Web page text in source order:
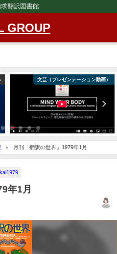
翻訳図書館
GROUP
文芸（プレゼンテーション動画）
月刊「翻訳の世界」1979年1月
年1月